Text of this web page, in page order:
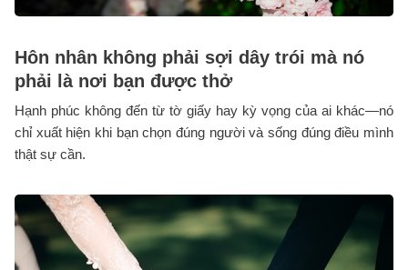
Hôn nhân không phải sợi dây trói mà nó
phải là nơi bạn được thở
Hạnh phúc không đến từ tờ giấy hay kỳ vọng của ai khác—nó
chỉ xuất hiện khi bạn chọn đúng người và sống đúng điều mình
thật sự cần.